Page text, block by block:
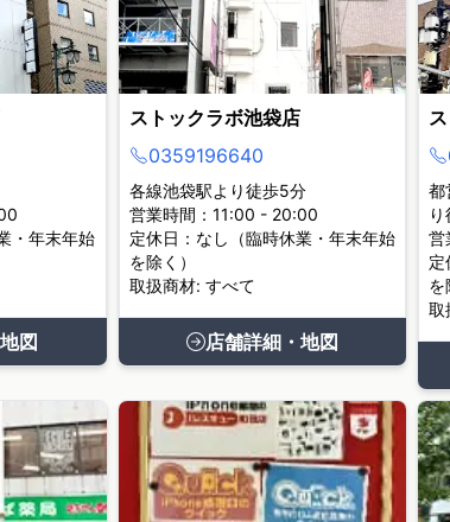
・年末年始
図
ストックラボ池袋店
0359196640
各線池袋駅より徒歩5分
営業時間：11:00 - 20:00
定休日：なし（臨時休業・年末年始
を除く）
取扱商材: すべて
店舗詳細・地図
都
営
定
を
取